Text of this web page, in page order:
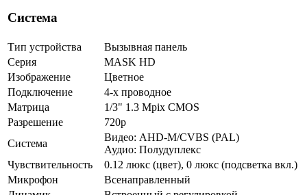
Система
Тип устройства
Вызывная панель
Серия
MASK HD
Изображение
Цветное
Подключение
4-х проводное
Матрица
1/3" 1.3 Mpix CMOS
Разрешение
720p
Система
Видео: AHD-M/CVBS (PAL)
Аудио: Полудуплекс
Чувствительность
0.12 люкс (цвет), 0 люкс (подсветка вкл.)
Микрофон
Всенаправленный